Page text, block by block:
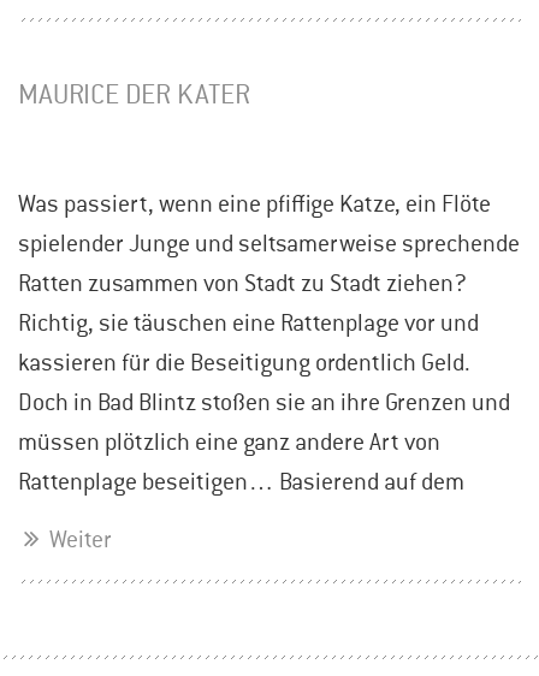
MAURICE DER KATER
Was passiert, wenn eine pfiffige Katze, ein Flöte
spielender Junge und seltsamerweise sprechende
Ratten zusammen von Stadt zu Stadt ziehen?
Richtig, sie täuschen eine Rattenplage vor und
kassieren für die Beseitigung ordentlich Geld.
Doch in Bad Blintz stoßen sie an ihre Grenzen und
müssen plötzlich eine ganz andere Art von
Rattenplage beseitigen… Basierend auf dem
Weiter